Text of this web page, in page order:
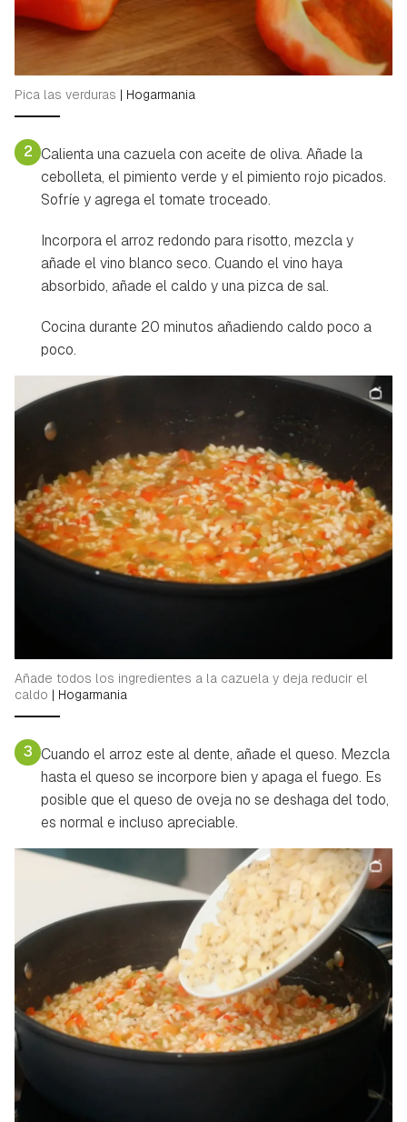
Guardar como favorito
Para poder guardar como favorito, primero has de
iniciar sesión con tu cuenta de Hogarmanía.
INICIAR SESIÓN
Pica las verduras | Hogarmania
2 Calienta una cazuela con aceite de oliva. Añade la
cebolleta, el pimiento verde y el pimiento rojo picados.
Sofríe y agrega el tomate troceado.
Incorpora el arroz redondo para risotto, mezcla y
añade el vino blanco seco. Cuando el vino haya
absorbido, añade el caldo y una pizca de sal.
Cocina durante 20 minutos añadiendo caldo poco a
poco.
Añade todos los ingredientes a la cazuela y deja reducir el
caldo | Hogarmania
3 Cuando el arroz este al dente, añade el queso. Mezcla
hasta el queso se incorpore bien y apaga el fuego. Es
posible que el queso de oveja no se deshaga del todo,
es normal e incluso apreciable.
Contenido enviado
Gracias por suscribirte a nuestro boletín.
ACEPTAR